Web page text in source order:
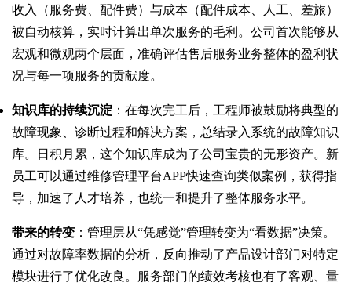
收入（服务费、配件费）与成本（配件成本、人工、差旅）
被自动核算，实时计算出单次服务的毛利。公司首次能够从
宏观和微观两个层面，准确评估售后服务业务整体的盈利状
况与每一项服务的贡献度。
知识库的持续沉淀 ：在每次完工后，工程师被鼓励将典型的
故障现象、诊断过程和解决方案，总结录入系统的故障知识
库。日积月累，这个知识库成为了公司宝贵的无形资产。新
员工可以通过维修管理平台APP快速查询类似案例，获得指
导，加速了人才培养，也统一和提升了整体服务水平。
带来的转变 ：管理层从“凭感觉”管理转变为“看数据”决策。
通过对故障率数据的分析，反向推动了产品设计部门对特定
模块进行了优化改良。服务部门的绩效考核也有了客观、量